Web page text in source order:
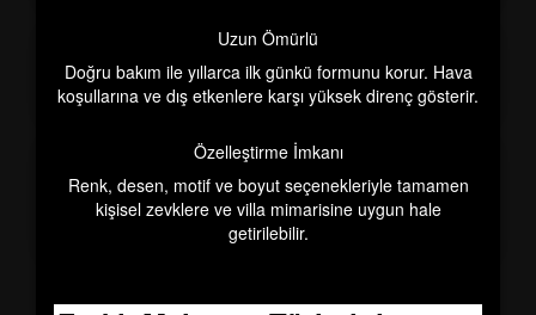
Uzun Ömürlü
Doğru bakım ile yıllarca ilk günkü formunu korur. Hava
koşullarına ve dış etkenlere karşı yüksek direnç gösterir.
Özelleştirme İmkanı
Renk, desen, motif ve boyut seçenekleriyle tamamen
kişisel zevklere ve villa mimarisine uygun hale
getirilebilir.